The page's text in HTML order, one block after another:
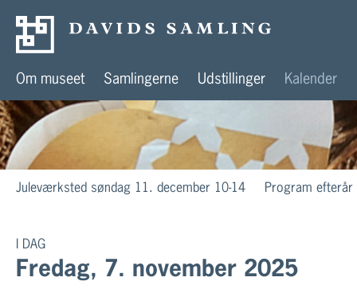
Om museet Samlingerne Udstillinger Kalender
Juleværksted søndag 11. december 10-14 Program
I DAG
Fredag, 7. november 2025